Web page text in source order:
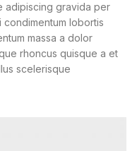
adipiscing gravida per
lobortis
massa a dolor
rhoncus quisque a et
scelerisque